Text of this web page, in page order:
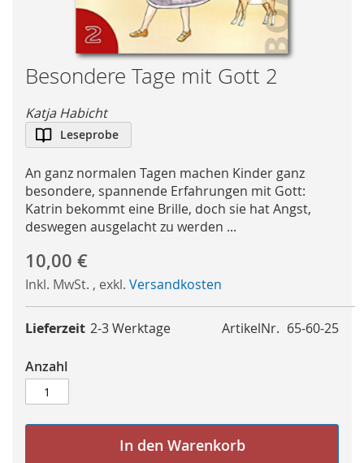
Skip
to
the
beginning
of
images
gallery
Besondere Tage mit Gott 2
Katja Habicht
Leseprobe
An ganz normalen Tagen machen Kinder ganz
besondere, spannende Erfahrungen mit Gott:
Katrin bekommt eine Brille, doch sie hat Angst,
deswegen ausgelacht zu werden ...
10,00 €
Inkl. MwSt. , exkl. Versandkosten
ArtikelNr. 65-60-25
Lieferzeit 2-3 Werktage
Anzahl
In den Warenkorb